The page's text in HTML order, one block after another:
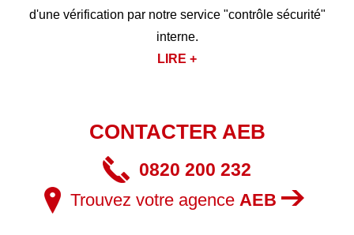
d'une vérification par notre service "contrôle sécurité"
interne.
LIRE +
CONTACTER AEB
0820 200 232
Trouvez votre agence AEB